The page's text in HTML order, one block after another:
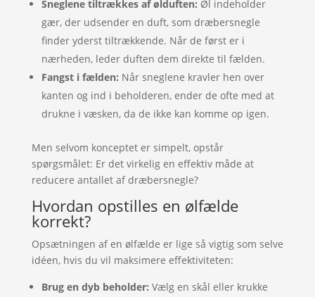
Sneglene tiltrækkes af ølduften: Øl indeholder
gær, der udsender en duft, som dræbersnegle
finder yderst tiltrækkende. Når de først er i
nærheden, leder duften dem direkte til fælden.
Fangst i fælden: Når sneglene kravler hen over
kanten og ind i beholderen, ender de ofte med at
drukne i væsken, da de ikke kan komme op igen.
Men selvom konceptet er simpelt, opstår
spørgsmålet: Er det virkelig en effektiv måde at
reducere antallet af dræbersnegle?
Hvordan opstilles en ølfælde
korrekt?
Opsætningen af en ølfælde er lige så vigtig som selve
idéen, hvis du vil maksimere effektiviteten:
Brug en dyb beholder: Vælg en skål eller krukke